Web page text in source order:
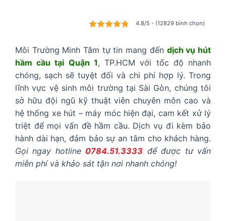
4.8/5 - (12829 bình chọn)
Môi Trường Minh Tâm tự tin mang đến dịch vụ hút
hầm cầu tại Quận 1, TP.HCM với tốc độ nhanh
chóng, sạch sẽ tuyệt đối và chi phí hợp lý. Trong
lĩnh vực vệ sinh môi trường tại Sài Gòn, chúng tôi
sở hữu đội ngũ kỹ thuật viên chuyên môn cao và
hệ thống xe hút – máy móc hiện đại, cam kết xử lý
triệt để mọi vấn đề hầm cầu. Dịch vụ đi kèm bảo
hành dài hạn, đảm bảo sự an tâm cho khách hàng.
Gọi ngay hotline 0784.51.3333 để được tư vấn
miễn phí và khảo sát tận nơi nhanh chóng!